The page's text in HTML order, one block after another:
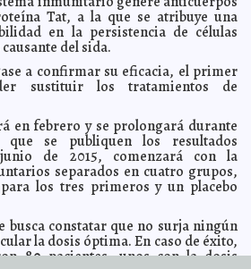
de inscripción al programa de apoyo a
Mérida en Domingo A7
a sus académicos
Mari Tere Menéndez
740 jóvenes para el trabajo A7
Alarcón habla de bondades de reforma
puede formar un nuevo sistema solar
israelí en Siria
niega haber ido con prostitutas
Monforte
Tat, a la que se atribuye una
en la persistencia de células
del sida.
a confirmar su eficacia, el primer
sustituir los tratamientos de
en febrero y se prolongará durante
se publiquen los resultados
de 2015, comenzará con la
separados en cuatro grupos,
los tres primeros y un placebo
busca constatar que no surja ningún
la dosis óptima. En caso de éxito,
80 pacientes, unos con la dosis